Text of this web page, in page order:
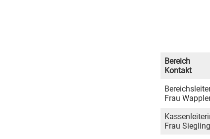
Bereich
Kontakt
Frau
Frau Siegling